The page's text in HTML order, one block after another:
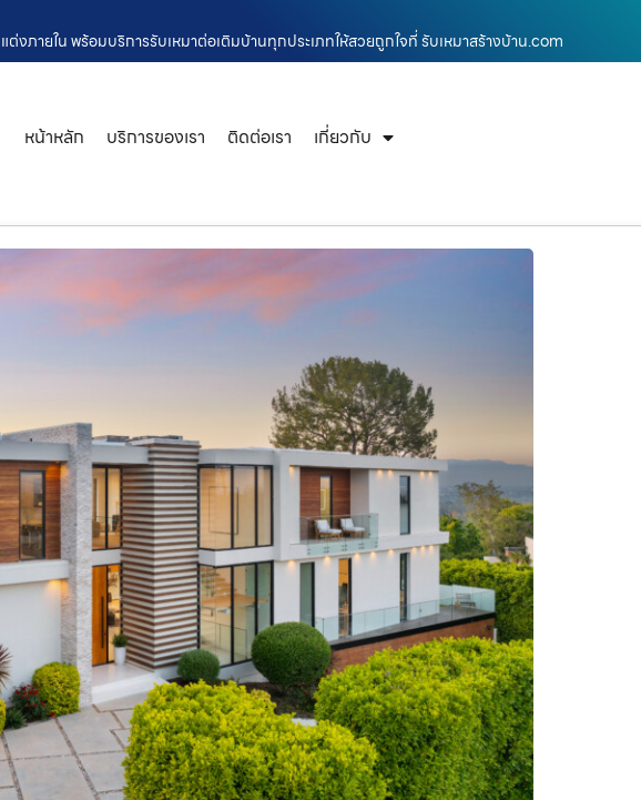
ต่งภายใน พร้อมบริการรับเหมาต่อเติมบ้านทุกประเภทให้สวยถูกใจที่ รับเหมาสร้างบ้าน.com
หน้าหลัก บริการของเรา ติดต่อเรา เกี่ยวกับ